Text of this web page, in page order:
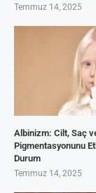
Temmuz 14, 2025
Albinizm: Cilt, Saç
Pigmentasyonunu
Durum
Temmuz 14, 2025